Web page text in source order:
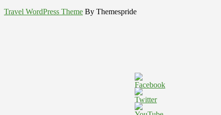
Travel WordPress Theme By Themespride